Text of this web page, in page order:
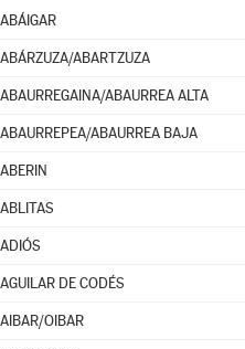
ABÁIGAR
ABÁRZUZA/ABARTZUZA
ABAURREGAINA/ABAURREA ALTA
ABAURREPEA/ABAURREA BAJA
ABERIN
ABLITAS
ADIÓS
AGUILAR DE CODÉS
AIBAR/OIBAR